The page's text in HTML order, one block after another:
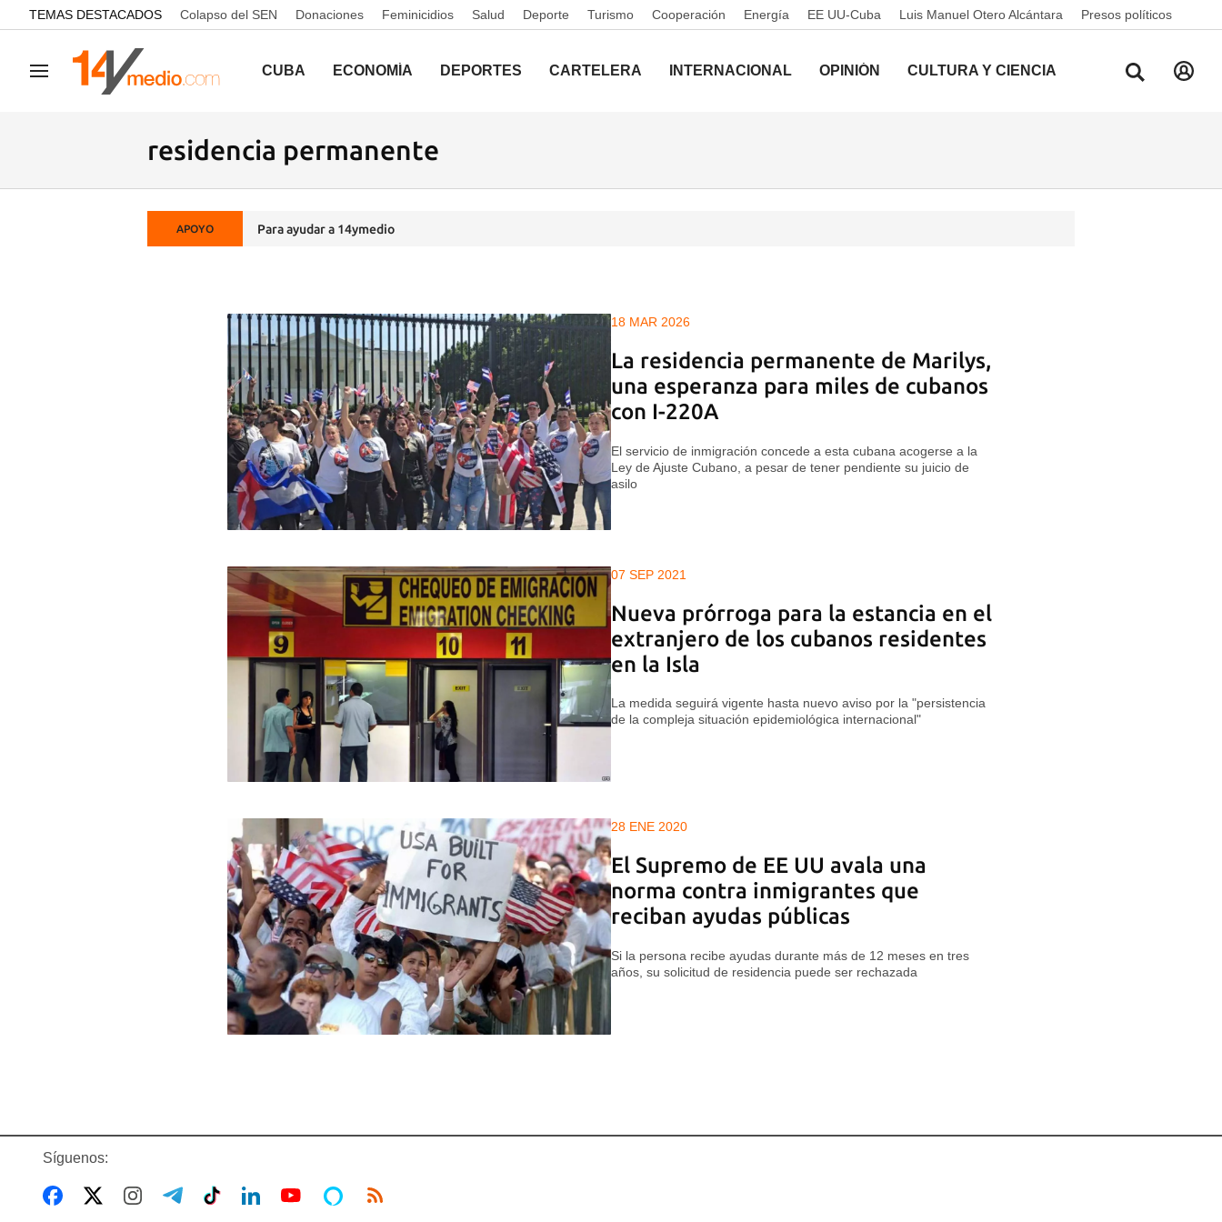
common.go-to-content
TEMAS DESTACADOS Colapso del SEN Donaciones Feminicidios Salud Deporte Turismo Cooperación Energía EE UU-Cuba Luis Manuel Otero Alcántara Presos políticos
Navegación CUBA ECONOMÍA DEPORTES CARTELERA INTERNACIONAL OPINIÓN CULTURA Y CIENCIA
residencia permanente
APOYO Para ayudar a 14ymedio
18 MAR 2026
La residencia permanente de Marilys,
una esperanza para miles de cubanos
con I-220A
El servicio de inmigración concede a esta cubana acogerse a la
Ley de Ajuste Cubano, a pesar de tener pendiente su juicio de
asilo
07 SEP 2021
Nueva prórroga para la estancia en el
extranjero de los cubanos residentes
en la Isla
La medida seguirá vigente hasta nuevo aviso por la "persistencia
de la compleja situación epidemiológica internacional"
28 ENE 2020
El Supremo de EE UU avala una
norma contra inmigrantes que
reciban ayudas públicas
Si la persona recibe ayudas durante más de 12 meses en tres
años, su solicitud de residencia puede ser rechazada
Síguenos: